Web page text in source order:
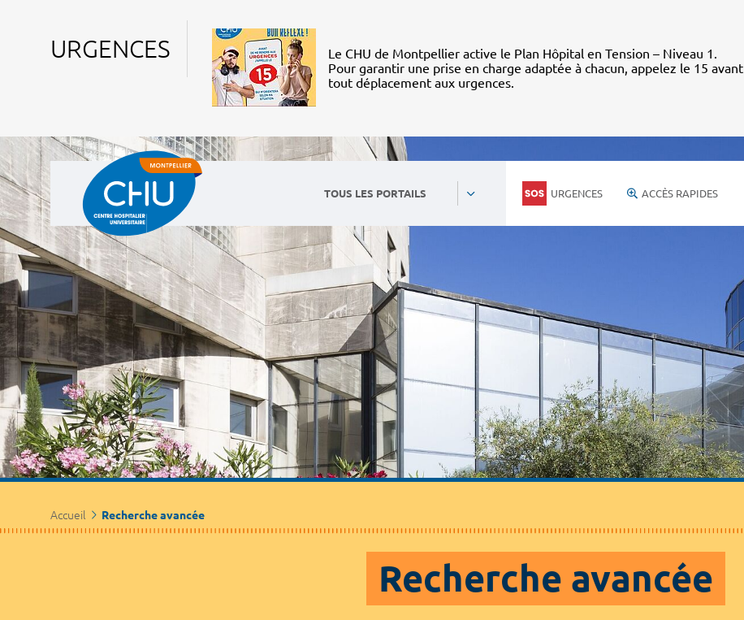
URGENCES
Le CHU de Montpellier active le Plan Hôpital en Tension – Niveau 1.
Pour garantir une prise en charge adaptée à chacun, appelez le 15 avant
tout déplacement aux urgences.
TOUS LES PORTAILS URGENCES ACCÈS RAPIDES
Accueil Recherche avancée
Recherche avancée